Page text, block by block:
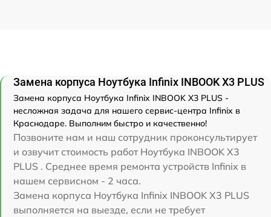
Замена корпуса Ноутбука Infinix INBOOK X3 PLUS
Замена корпуса Ноутбука Infinix INBOOK X3 PLUS -
несложная задача для нашего сервис-центра Infinix в
Краснодаре. Выполним быстро и качественно!
Позвоните нам и наш сотрудник проконсультирует
и озвучит стоимость работ Ноутбука INBOOK X3
PLUS . Среднее время ремонта устройств Infinix в
нашем сервисном - 2 часа.
Замена корпуса Ноутбука Infinix INBOOK X3 PLUS
выполняется на выезде, если не требует